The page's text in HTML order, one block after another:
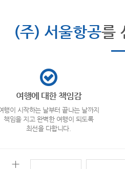
(주) 서울항공를
여행에 대한 책임감
행이 시작하는 날부터 끝나는 날까지
책임을 지고 완벽한 여행이 되도록
최선을 다합니다.
+